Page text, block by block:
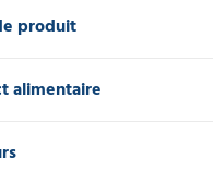
produit
alimentaire